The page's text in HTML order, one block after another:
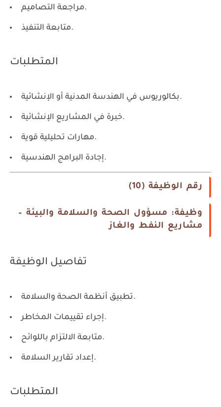
مراجعة التصاميم.
متابعة التنفيذ.
المتطلبات
بكالوريوس في الهندسة المدنية أو الإنشائية.
خبرة في المشاريع الإنشائية.
مهارات تحليلية قوية.
إجادة البرامج الهندسية.
رقم الوظيفة (10)
وظيفة: مسؤول الصحة والسلامة والبيئة –
مشاريع النفط والغاز
تفاصيل الوظيفة
تطبيق أنظمة الصحة والسلامة.
إجراء تقييمات المخاطر.
متابعة الالتزام باللوائح.
إعداد تقارير السلامة.
المتطلبات